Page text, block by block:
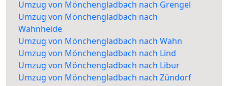
Umzug von Mönchengladbach nach Grengel
Umzug von Mönchengladbach nach
Wahnheide
Umzug von Mönchengladbach nach Wahn
Umzug von Mönchengladbach nach Lind
Umzug von Mönchengladbach nach Libur
Umzug von Mönchengladbach nach Zündorf